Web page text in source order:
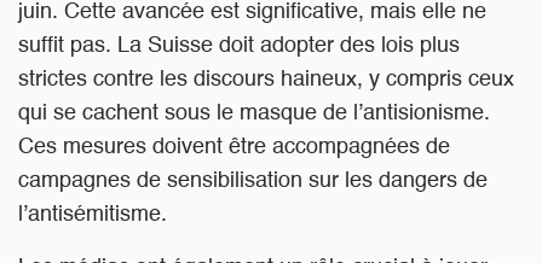
juin. Cette avancée est significative, mais elle ne
suffit pas. La Suisse doit adopter des lois plus
strictes contre les discours haineux, y compris ceux
qui se cachent sous le masque de l’antisionisme.
Ces mesures doivent être accompagnées de
campagnes de sensibilisation sur les dangers de
l’antisémitisme.